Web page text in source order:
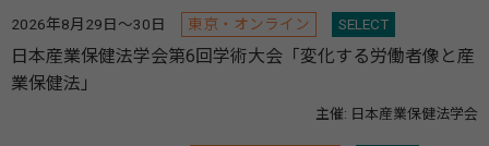
2026年8月29日～30日 東京・オンライン SELECT
日本産業保健法学会第6回学術大会「変化する労働者像と産
業保健法」
主催: 日本産業保健法学会